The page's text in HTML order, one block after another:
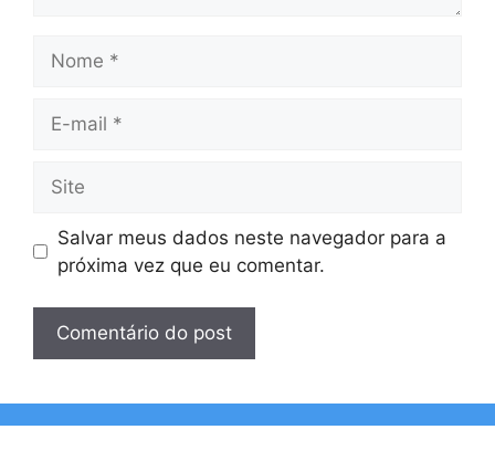
mail
Salvar meus dados neste navegador para a
próxima vez que eu comentar.